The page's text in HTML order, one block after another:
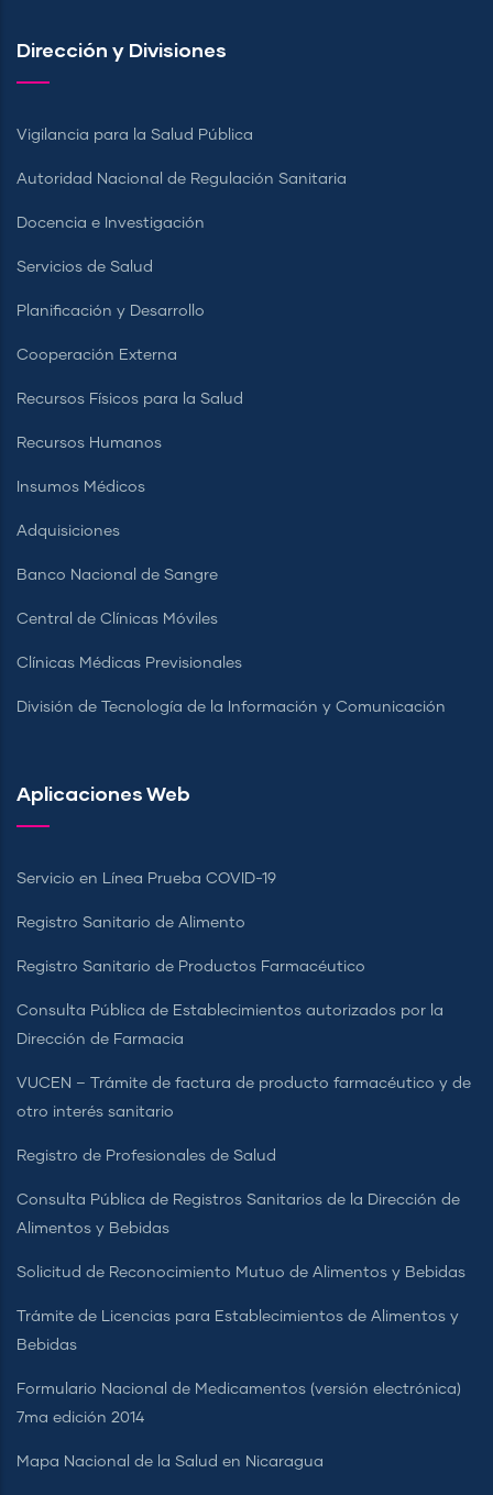
Dirección y Divisiones
Vigilancia para la Salud Pública
Autoridad Nacional de Regulación Sanitaria
Docencia e Investigación
Servicios de Salud
Planificación y Desarrollo
Cooperación Externa
Recursos Físicos para la Salud
Recursos Humanos
Insumos Médicos
Adquisiciones
Banco Nacional de Sangre
Central de Clínicas Móviles
Clínicas Médicas Previsionales
División de Tecnología de la Información y Comunicación
Aplicaciones Web
Servicio en Línea Prueba COVID-19
Registro Sanitario de Alimento
Registro Sanitario de Productos Farmacéutico
Consulta Pública de Establecimientos autorizados por la
Dirección de Farmacia
VUCEN – Trámite de factura de producto farmacéutico y de
otro interés sanitario
Registro de Profesionales de Salud
Consulta Pública de Registros Sanitarios de la Dirección de
Alimentos y Bebidas
Solicitud de Reconocimiento Mutuo de Alimentos y Bebidas
Trámite de Licencias para Establecimientos de Alimentos y
Bebidas
Formulario Nacional de Medicamentos (versión electrónica)
7ma edición 2014
Mapa Nacional de la Salud en Nicaragua